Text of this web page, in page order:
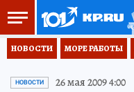
НОВОСТИ МОРЕ РАБОТЫ
НОВОСТИ 26 мая 2009 4:00